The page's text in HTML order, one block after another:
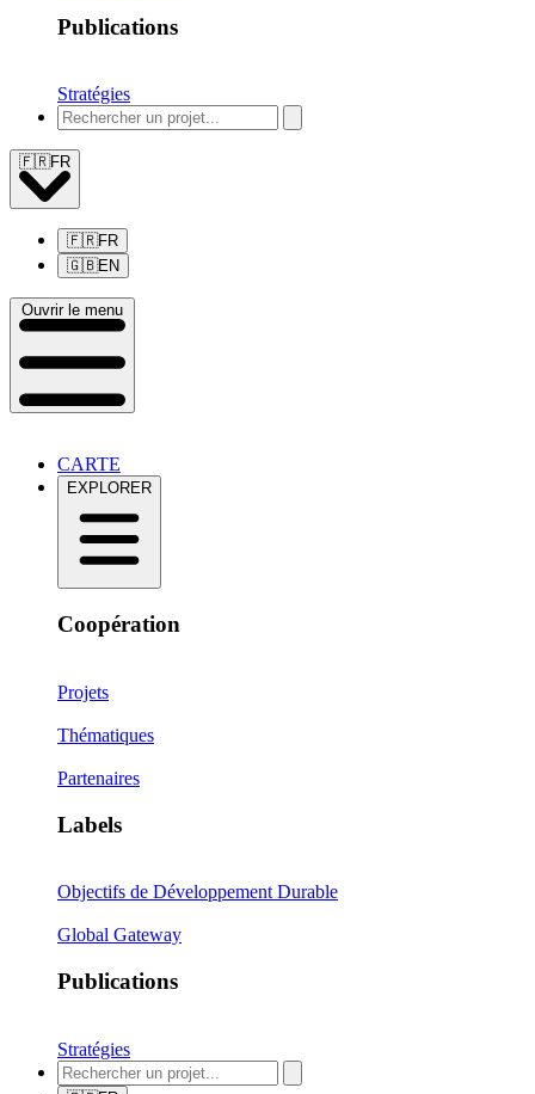
Publications
Stratégies
🇫🇷FR
🇫🇷FR
🇬🇧EN
Ouvrir le menu
CARTE
EXPLORER
Coopération
Projets
Thématiques
Partenaires
Labels
Objectifs de Développement Durable
Global Gateway
Publications
Stratégies